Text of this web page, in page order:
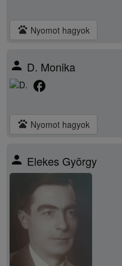
pets Nyomot hagyok
person D. Monika
facebook
pets Nyomot hagyok
person Elekes György